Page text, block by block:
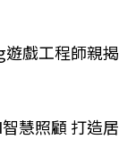
戲工程師親揭
慧照顧 打造居